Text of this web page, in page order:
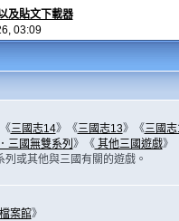
及貼文下載器
03:09
三國志14》《三國志13》《三國
三國無雙系列 》《其他三國遊戲》
或其他與三國有關的遊戲。
案館》